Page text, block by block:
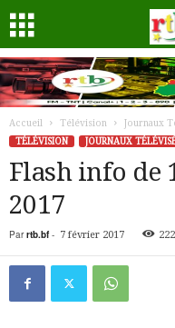
Accueil Télévision Journaux
TÉLÉVISION
JOURNAUX
Flash info de
2017
Par rtb.bf- 7 février 2017